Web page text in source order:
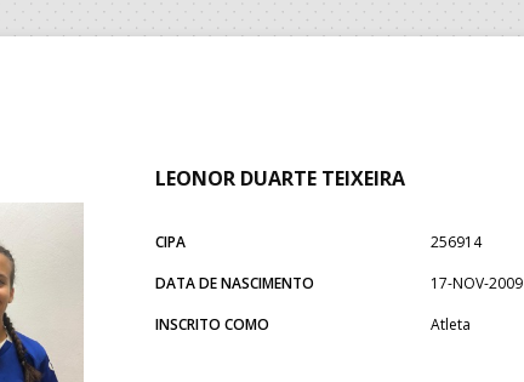
LEONOR DUARTE TEIXEIRA
CIPA
256914
DATA DE NASCIMENTO
17-NOV-2009
INSCRITO COMO
Atleta